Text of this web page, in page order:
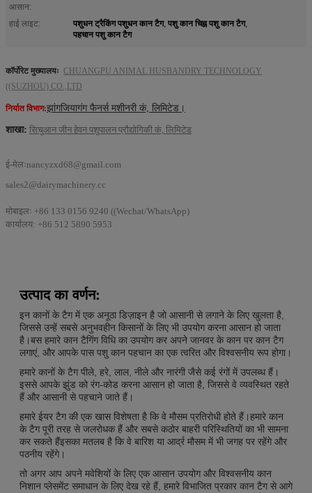
आसान:
हाई लाइट: पशुधन ट्रैकिंग पशुधन कान टैग, पशु कान चिह्न पशु कान टैग,
पहचान पशु कान टैग
कॉर्पोरेट मुख्यालयः CHUANGPU ANIMAL HUSBANDRY TECHNOLOGY
((SUZHOU) CO.,LTD
निर्यात विभाग:झांगजियागंग फैनर्स मशीनरी कं, लिमिटेड।
शाखा: सिचुआन जीन हेवन पशुपालन प्रौद्योगिकी कं, लिमिटेड
ई-मेलःnancyzxd68@gmail.com
sales2@dairymachinery.cc
मोबाइलः +86 133 0156 9240 ((Wechat/WhatsApp)
कार्यालय: +86 512 5890 5953
उत्पाद का वर्णन:
इन कानों के टैग में एक अनूठा डिज़ाइन है जो आसानी से लगाने के लिए खुलता है,
जिससे उन्हें सबसे अनुभवहीन किसानों के लिए भी उपयोग करना आसान हो जाता
है।बस हमारे कान टैगिंग विधि का उपयोग कर अपने जानवर के कान पर कान टैग
लगाएं, और आपके पास पशु कान पहचान का एक त्वरित और विश्वसनीय रूप होगा।
हमारे कानों के टैग पीले, हरे, लाल, नीले और नारंगी जैसे कई रंगों में उपलब्ध हैं।
इससे आपके झुंड को रंग-कोड करना आसान हो जाता है, जिससे वे व्यवस्थित रहते
हैं और आसानी से पहचाने जाते हैं।
हमारे ईयर टैग की एक खास विशेषता है कि वे मौसम प्रतिरोधी होते हैं।हमारे कान
के टैग पूरी तरह से जलरोधक हैं और सबसे कठोर बाहरी परिस्थितियों का भी सामना
कर सकते हैंइसका मतलब है कि वे बारिश या आर्द्र मौसम में भी जगह पर रहेंगे और
पठनीय रहेंगे।
तो अगर आप अपने मवेशियों के लिए एक आसान उपयोग और विश्वसनीय कान
निशान प्लेसमेंट समाधान के लिए देख रहे हैं, हमारे विभाजित प्रकार कान टैग से आगे